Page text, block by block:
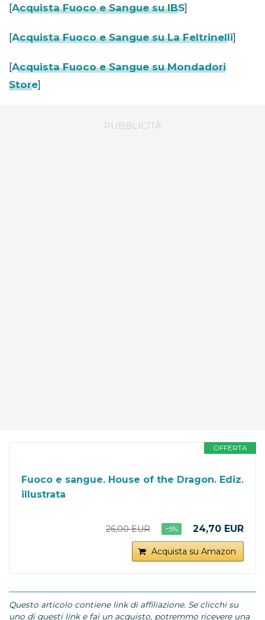
[Acquista Fuoco e Sangue su IBS]
[Acquista Fuoco e Sangue su La Feltrinelli]
[Acquista Fuoco e Sangue su Mondadori
Store]
OFFERTA
illustrata